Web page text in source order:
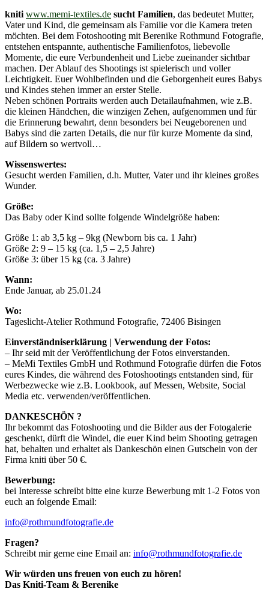
kniti www.memi-textiles.de sucht Familien, das bedeutet Mutter,
Vater und Kind, die gemeinsam als Familie vor die Kamera treten
möchten. Bei dem Fotoshooting mit Berenike Rothmund Fotografie,
entstehen entspannte, authentische Familienfotos, liebevolle
Momente, die eure Verbundenheit und Liebe zueinander sichtbar
machen. Der Ablauf des Shootings ist spielerisch und voller
Leichtigkeit. Euer Wohlbefinden und die Geborgenheit eures Babys
und Kindes stehen immer an erster Stelle.
Neben schönen Portraits werden auch Detailaufnahmen, wie z.B.
die kleinen Händchen, die winzigen Zehen, aufgenommen und für
die Erinnerung bewahrt, denn besonders bei Neugeborenen und
Babys sind die zarten Details, die nur für kurze Momente da sind,
auf Bildern so wertvoll…
Wissenswertes:
Gesucht werden Familien, d.h. Mutter, Vater und ihr kleines großes
Wunder.
Größe:
Das Baby oder Kind sollte folgende Windelgröße haben:
Größe 1: ab 3,5 kg – 9kg (Newborn bis ca. 1 Jahr)
Größe 2: 9 – 15 kg (ca. 1,5 – 2,5 Jahre)
Größe 3: über 15 kg (ca. 3 Jahre)
Wann:
Ende Januar, ab 25.01.24
Wo:
Tageslicht-Atelier Rothmund Fotografie, 72406 Bisingen
Einverständniserklärung | Verwendung der Fotos:
– Ihr seid mit der Veröffentlichung der Fotos einverstanden.
– MeMi Textiles GmbH und Rothmund Fotografie dürfen die Fotos
eures Kindes, die während des Fotoshootings entstanden sind, für
Werbezwecke wie z.B. Lookbook, auf Messen, Website, Social
Media etc. verwenden/veröffentlichen.
DANKESCHÖN ?
Ihr bekommt das Fotoshooting und die Bilder aus der Fotogalerie
geschenkt, dürft die Windel, die euer Kind beim Shooting getragen
hat, behalten und erhaltet als Dankeschön einen Gutschein von der
Firma kniti über 50 €.
Bewerbung:
bei Interesse schreibt bitte eine kurze Bewerbung mit 1-2 Fotos von
euch an folgende Email:
info@rothmundfotografie.de
Fragen?
Schreibt mir gerne eine Email an: info@rothmundfotografie.de
Wir würden uns freuen von euch zu hören!
Das Kniti-Team & Berenike